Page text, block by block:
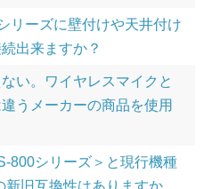
リーズに壁付けや天井付け
出来ますか？
い。ワイヤレスマイクと
うメーカーの商品を使用
800シリーズ＞と現行機種
旧互換性はありますか。